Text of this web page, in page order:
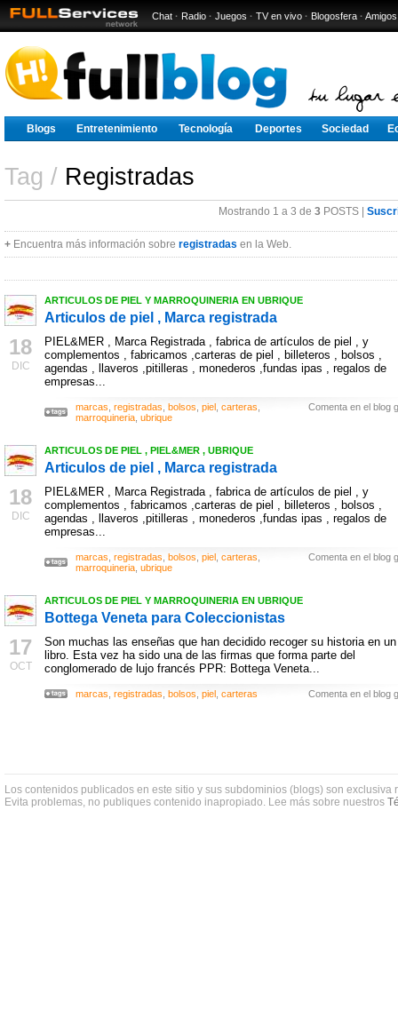
Chat · Radio · Juegos · TV en vivo · Blogosfera · Amigos
Blogs Entretenimiento Tecnología Deportes Sociedad
Tag / Registradas
Mostrando 1 a 3 de 3 POSTS |
+ Encuentra más información sobre registradas en la Web.
18
DIC
ARTICULOS DE PIEL Y MARROQUINERIA EN UBRIQUE
Articulos de piel , Marca registrada
PIEL&MER , Marca Registrada , fabrica de artículos de piel , y
complementos , fabricamos ,carteras de piel , billeteros , bolsos ,
agendas , llaveros ,pitilleras , monederos ,fundas ipas , regalos de
empresas...
Comenta en el blog
marcas registradas bolsos piel carteras
marroquineria ubrique
18
DIC
ARTICULOS DE PIEL , PIEL&MER , UBRIQUE
Articulos de piel , Marca registrada
PIEL&MER , Marca Registrada , fabrica de artículos de piel , y
complementos , fabricamos ,carteras de piel , billeteros , bolsos ,
agendas , llaveros ,pitilleras , monederos ,fundas ipas , regalos de
empresas...
Comenta en el blog
marcas registradas bolsos piel carteras
marroquineria ubrique
17
OCT
ARTICULOS DE PIEL Y MARROQUINERIA EN UBRIQUE
Bottega Veneta para Coleccionistas
Son muchas las enseñas que han decidido recoger su historia en un
libro. Esta vez ha sido una de las firmas que forma parte del
conglomerado de lujo francés PPR: Bottega Veneta...
Comenta en el blog
marcas registradas bolsos piel carteras
Los contenidos publicados en este sitio y sus subdominios (blogs) son exclusiva
Evita problemas, no publiques contenido inapropiado. Lee más sobre nuestros